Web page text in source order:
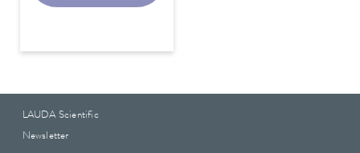
LAUDA Scientific
Newsletter